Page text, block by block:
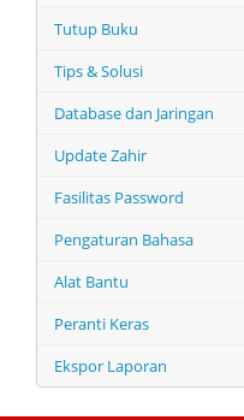
Tutup Buku
Tips & Solusi
Database dan Jaringan
Update Zahir
Fasilitas Password
Pengaturan Bahasa
Alat Bantu
Peranti Keras
Ekspor Laporan